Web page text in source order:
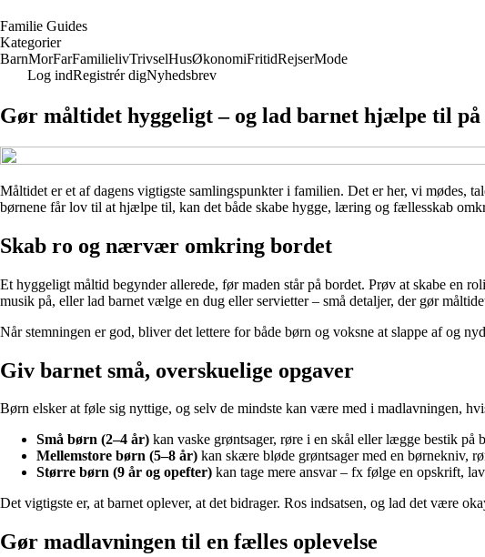
Familie Guides
Kategorier
BarnMorFarFamilielivTrivselHusØkonomiFritidRejserMode
Log indRegistrér digNyhedsbrev
Gør måltidet hyggeligt – og lad barnet hjælpe til på
Måltidet er et af dagens vigtigste samlingspunkter i familien. Det er her, vi mødes,
børnene får lov til at hjælpe til, kan det både skabe hygge, læring og fællesskab
Skab ro og nærvær omkring bordet
Et hyggeligt måltid begynder allerede, før maden står på bordet. Prøv at skabe
musik på, eller lad barnet vælge en dug eller servietter – små detaljer, der gør
Når stemningen er god, bliver det lettere for både børn og voksne at slappe af og
Giv barnet små, overskuelige opgaver
Børn elsker at føle sig nyttige, og selv de mindste kan være med i madlavningen,
Små børn (2–4 år) kan vaske grøntsager, røre i en skål eller lægge bestik på
Mellemstore børn (5–8 år) kan skære bløde grøntsager med en børnekniv,
Større børn (9 år og opefter) kan tage mere ansvar – fx følge en opskrift,
Det vigtigste er, at barnet oplever, at det bidrager. Ros indsatsen, og lad det være
Gør madlavningen til en fælles oplevelse